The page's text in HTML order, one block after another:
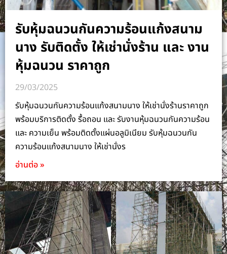
รับหุ้มฉนวนกันความร้อนแก้งสนาม
นาง รับติดตั้ง ให้เช่านั่งร้าน และ งาน
หุ้มฉนวน ราคาถูก
29/03/2025
รับหุ้มฉนวนกันความร้อนแก้งสนามนาง ให้เช่านั่งร้านราคาถูก
พร้อมบริการติดตั้ง รื้อถอน และ รับงานหุ้มฉนวนกันความร้อน
และ ความเย็น พร้อมติดตั้งแผ่นอลูมิเนียม รับหุ้มฉนวนกัน
ความร้อนแก้งสนามนาง ให้เช่านั่งร
อ่านต่อ »